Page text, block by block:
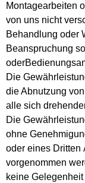
Montagearbeiten
von uns nicht
Behandlung oder
Beanspruchung
Die
die Abnutzung
alle sich
Die
ohne
oder eines Dritten
vorgenommen
keine